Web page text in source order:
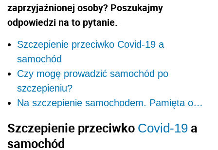
zaprzyjaźnionej osoby? Poszukajmy
odpowiedzi na to pytanie.
Szczepienie przeciwko Covid-19 a
samochód
Czy mogę prowadzić samochód po
szczepieniu?
Na szczepienie samochodem. Pamięta o…
Szczepienie przeciwko Covid-19 a
samochód